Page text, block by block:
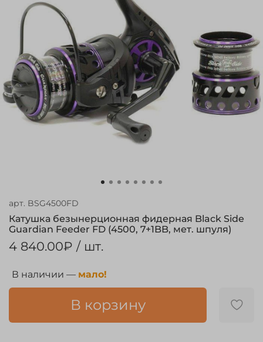
арт. BSG4500FD
Катушка безынерционная фидерная Black Side
Guardian Feeder FD (4500, 7+1BB, мет. шпуля)
4 840.00₽ / шт.
В наличии — мало!
В корзину